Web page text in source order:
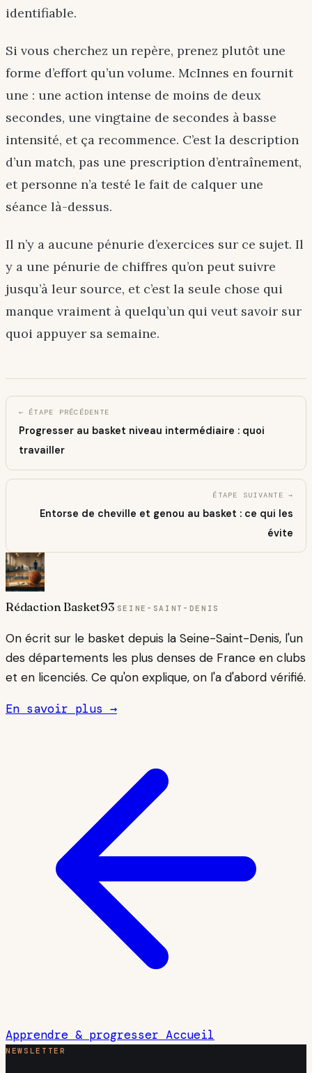
identifiable.
Si vous cherchez un repère, prenez plutôt une
forme d’effort qu’un volume. McInnes en fournit
une : une action intense de moins de deux
secondes, une vingtaine de secondes à basse
intensité, et ça recommence. C’est la description
d’un match, pas une prescription d’entraînement,
et personne n’a testé le fait de calquer une
séance là-dessus.
Il n’y a aucune pénurie d’exercices sur ce sujet. Il
y a une pénurie de chiffres qu’on peut suivre
jusqu’à leur source, et c’est la seule chose qui
manque vraiment à quelqu’un qui veut savoir sur
quoi appuyer sa semaine.
← ÉTAPE PRÉCÉDENTE
Progresser au basket niveau intermédiaire : quoi
travailler
ÉTAPE SUIVANTE →
Entorse de cheville et genou au basket : ce qui les
évite
Rédaction Basket93 SEINE-SAINT-DENIS
On écrit sur le basket depuis la Seine-Saint-Denis, l'un
des départements les plus denses de France en clubs
et en licenciés. Ce qu'on explique, on l'a d'abord vérifié.
En savoir plus →
Apprendre & progresser Accueil
NEWSLETTER